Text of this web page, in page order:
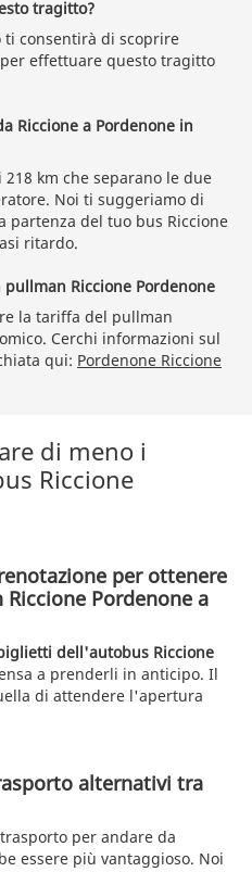
tragitto?
consentirà di scoprire
effettuare questo tragitto
Riccione a Pordenone in
km che separano le due
Noi ti suggeriamo di
del tuo bus Riccione
ritardo.
Riccione Pordenone
la tariffa del pullman
Cerchi informazioni sul
qui: Pordenone Riccione
di meno i
Riccione
per ottenere
Pordenone a
dell'autobus Riccione
a prenderli in anticipo. Il
di attendere l'apertura
alternativi tra
per andare da
essere più vantaggioso. Noi